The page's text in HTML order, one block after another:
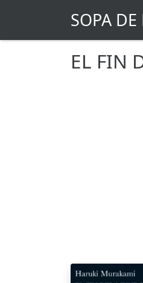
SOPA
EL FIN